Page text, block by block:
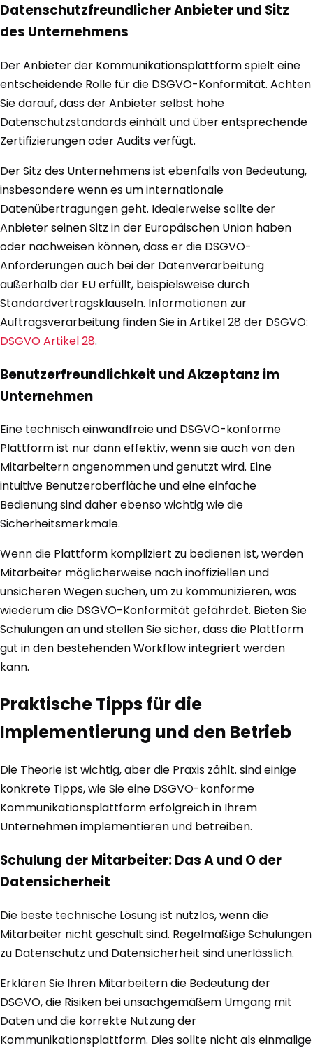
Datenschutzfreundlicher Anbieter und Sitz
des Unternehmens
Der Anbieter der Kommunikationsplattform spielt eine
entscheidende Rolle für die DSGVO-Konformität. Achten
Sie darauf, dass der Anbieter selbst hohe
Datenschutzstandards einhält und über entsprechende
Zertifizierungen oder Audits verfügt.
Der Sitz des Unternehmens ist ebenfalls von Bedeutung,
insbesondere wenn es um internationale
Datenübertragungen geht. Idealerweise sollte der
Anbieter seinen Sitz in der Europäischen Union haben
oder nachweisen können, dass er die DSGVO-
Anforderungen auch bei der Datenverarbeitung
außerhalb der EU erfüllt, beispielsweise durch
Standardvertragsklauseln. Informationen zur
Auftragsverarbeitung finden Sie in Artikel 28 der DSGVO:
DSGVO Artikel 28.
Benutzerfreundlichkeit und Akzeptanz im
Unternehmen
Eine technisch einwandfreie und DSGVO-konforme
Plattform ist nur dann effektiv, wenn sie auch von den
Mitarbeitern angenommen und genutzt wird. Eine
intuitive Benutzeroberfläche und eine einfache
Bedienung sind daher ebenso wichtig wie die
Sicherheitsmerkmale.
Wenn die Plattform kompliziert zu bedienen ist, werden
Mitarbeiter möglicherweise nach inoffiziellen und
unsicheren Wegen suchen, um zu kommunizieren, was
wiederum die DSGVO-Konformität gefährdet. Bieten Sie
Schulungen an und stellen Sie sicher, dass die Plattform
gut in den bestehenden Workflow integriert werden
kann.
Praktische Tipps für die
Implementierung und den Betrieb
Die Theorie ist wichtig, aber die Praxis zählt. sind einige
konkrete Tipps, wie Sie eine DSGVO-konforme
Kommunikationsplattform erfolgreich in Ihrem
Unternehmen implementieren und betreiben.
Schulung der Mitarbeiter: Das A und O der
Datensicherheit
Die beste technische Lösung ist nutzlos, wenn die
Mitarbeiter nicht geschult sind. Regelmäßige Schulungen
zu Datenschutz und Datensicherheit sind unerlässlich.
Erklären Sie Ihren Mitarbeitern die Bedeutung der
DSGVO, die Risiken bei unsachgemäßem Umgang mit
Daten und die korrekte Nutzung der
Kommunikationsplattform. Dies sollte nicht als einmalige